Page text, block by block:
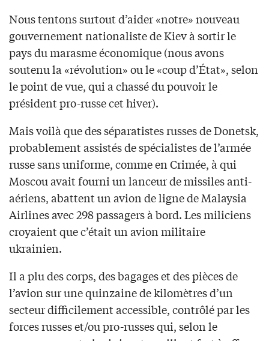
Nous tentons surtout d’aider «notre» nouveau
gouvernement nationaliste de Kiev à sortir le
pays du marasme économique (nous avons
soutenu la «révolution» ou le «coup d’État», selon
le point de vue, qui a chassé du pouvoir le
président pro-russe cet hiver).
Mais voilà que des séparatistes russes de Donetsk,
probablement assistés de spécialistes de l’armée
russe sans uniforme, comme en Crimée, à qui
Moscou avait fourni un lanceur de missiles anti-
aériens, abattent un avion de ligne de Malaysia
Airlines avec 298 passagers à bord. Les miliciens
croyaient que c’était un avion militaire
ukrainien.
Il a plu des corps, des bagages et des pièces de
l’avion sur une quinzaine de kilomètres d’un
secteur difficilement accessible, contrôlé par les
forces russes et/ou pro-russes qui, selon le